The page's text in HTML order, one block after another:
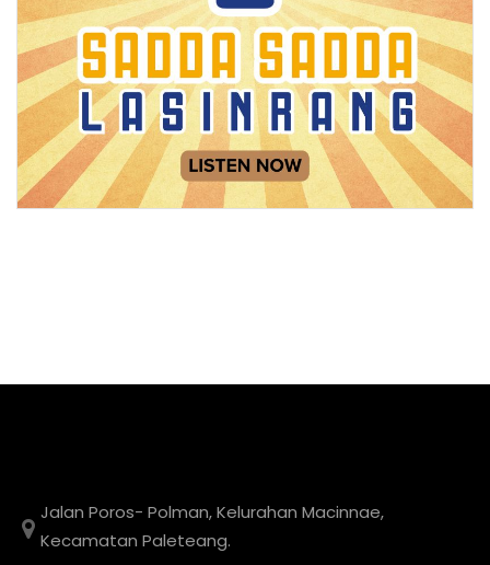
Jalan Poros- Polman, Kelurahan Macinnae,
Kecamatan Paleteang.